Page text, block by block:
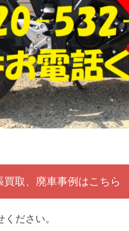
取、廃車事例はこちら
ださい。